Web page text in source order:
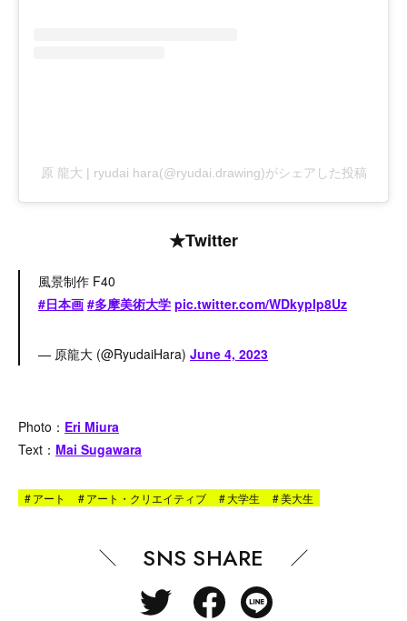
原 龍大 | ryudai hara(@ryudai.drawing)がシェアした投稿
★Twitter
風景制作 F40
#日本画 #多摩美術大学 pic.twitter.com/WDkypIp8Uz
— 原龍大 (@RyudaiHara) June 4, 2023
Photo： Eri Miura
Text： Mai Sugawara
#アート #アート・クリエイティブ #大学生 #美大生
SNS SHARE